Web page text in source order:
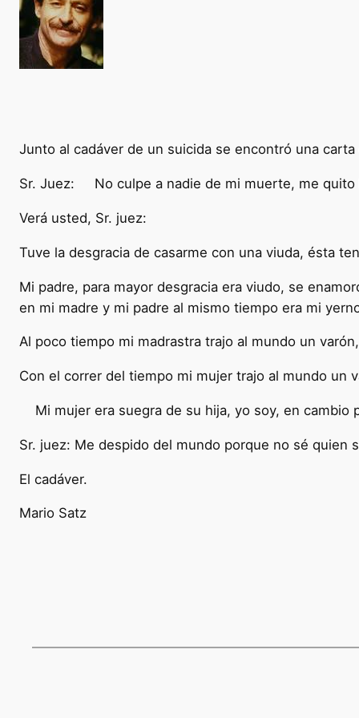
Junto al cadáver de un suicida se encontró una
Sr. Juez: No culpe a nadie de mi muerte, me quito
Verá usted, Sr. juez:
Tuve la desgracia de casarme con una viuda, ésta
Mi padre, para mayor desgracia era viudo, se
en mi madre y mi padre al mismo tiempo era mi
Al poco tiempo mi madrastra trajo al mundo un
Con el correr del tiempo mi mujer trajo al mundo un
Mi mujer era suegra de su hija, yo soy, en cambio
Sr. juez: Me despido del mundo porque no sé quien
El cadáver.
Mario Satz